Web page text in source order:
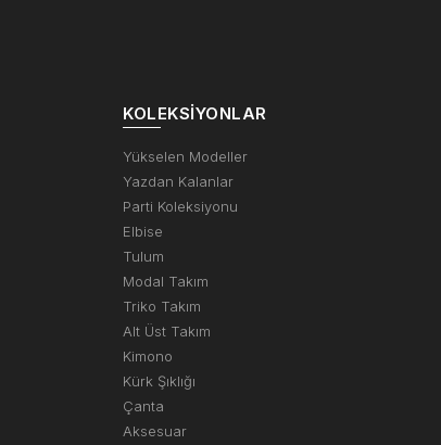
KOLEKSIYONLAR
Yükselen Modeller
Yazdan Kalanlar
Parti Koleksiyonu
Elbise
Tulum
Modal Takım
Triko Takım
Alt Üst Takım
Kimono
Kürk Şıklığı
Çanta
Aksesuar